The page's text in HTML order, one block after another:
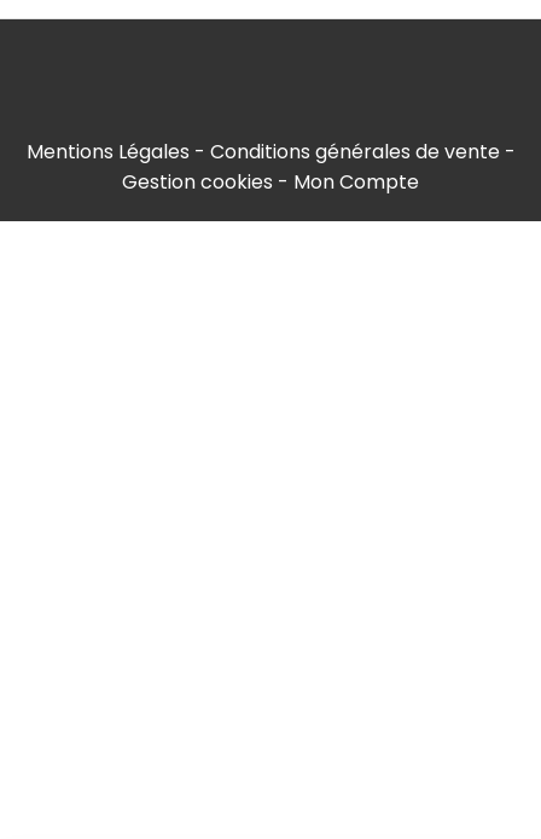
Mentions Légales
Conditions générales de vente
Gestion cookies
Mon Compte